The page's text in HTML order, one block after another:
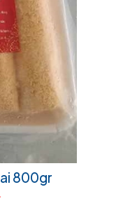
800gr